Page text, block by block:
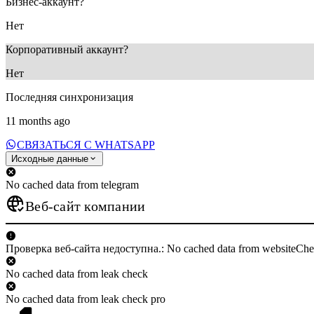
Нет
Корпоративный аккаунт?
Нет
Последняя синхронизация
11 months ago
СВЯЗАТЬСЯ С WHATSAPP
Исходные данные
No cached data from telegram
Веб-сайт компании
Проверка веб-сайта недоступна.: No cached data from
No cached data from leak check
No cached data from leak check pro